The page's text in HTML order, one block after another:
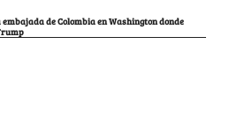
embajada de Colombia en Washington donde